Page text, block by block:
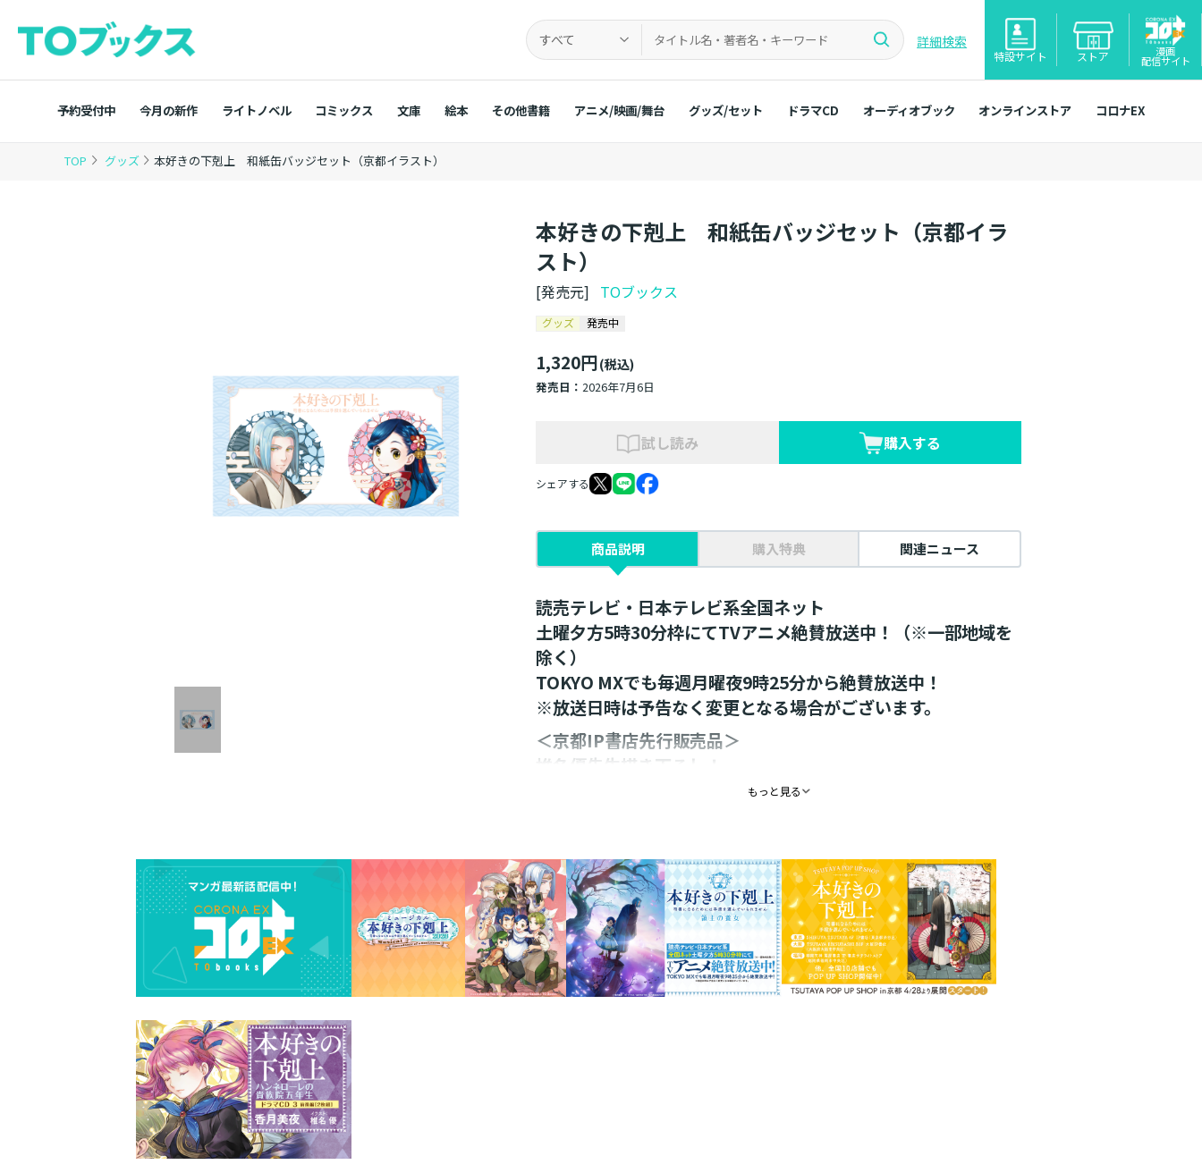
すべて 詳細検索
特設サイト ストア 漫画
配信サイト
予約受付中 今月の新作 ライトノベル コミックス 文庫 絵本 その他書籍 アニメ/映画/舞台 グッズ/セット ドラマCD オーディオブック オンラインストア コロナEX
TOP グッズ 本好きの下剋上 和紙缶バッジセット（京都イラスト）
本好きの下剋上 和紙缶バッジセット（京都イラ
スト）
[発売元] TOブックス
グッズ 発売中
1,320円(税込)
発売日：2026年7月6日
試し読み 購入する
シェアする
商品説明 購入特典 関連ニュース
読売テレビ・日本テレビ系全国ネット
土曜夕方5時30分枠にてTVアニメ絶賛放送中！（※一部地域を
除く）
TOKYO MXでも毎週月曜夜9時25分から絶賛放送中！
※放送日時は予告なく変更となる場合がございます。
＜京都IP書店先行販売品＞
椎名優先生描き下ろし！
和をイメージしたイラストの和紙缶バッジセット！
和の雰囲気満載のイラストを引き立たせる、和紙素材で仕上げました。
いつもとは異なる和風な2人をぜひ缶バッジでもお楽しみください！
仕様：2個1セット
素材：ブリキ、和紙
サイズ：φ56mm（缶バッジサイズ）
もっと見る